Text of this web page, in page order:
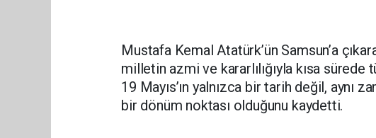
Mustafa Kemal Atatürk’ün Samsun’a
milletin azmi ve kararlılığıyla kısa sürede
19 Mayıs’ın yalnızca bir tarih değil,
bir dönüm noktası olduğunu kaydetti.